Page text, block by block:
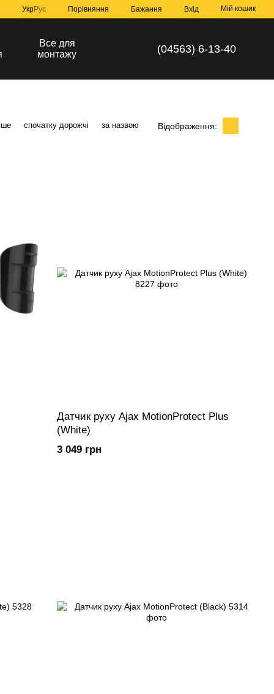
УкрРус Порівняння Бажання Вхід Мій кошик
Все для
монтажу
(04563) 6-13-40
спочатку дорожчі за назвою Відображення:
Датчик руху Ajax MotionProtect Plus
(White)
3 049 грн